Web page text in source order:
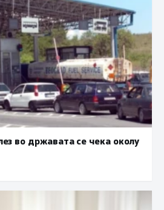
во државата се чека околу